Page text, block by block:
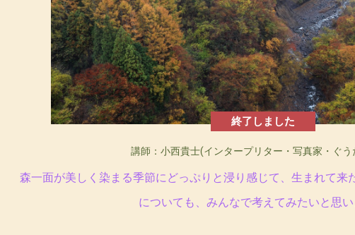
終了しました
講師：小西貴士(インタープリター・写真家・ぐう
森一面が美しく染まる季節にどっぷりと浸り感じて、生まれて来
についても、みんなで考えてみたいと思い